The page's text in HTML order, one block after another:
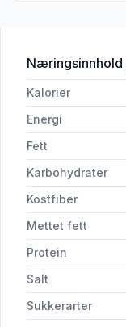
Næringsinnhold
Kalorier
Energi
Fett
Karbohydrater
Kostfiber
Mettet fett
Protein
Salt
Sukkerarter